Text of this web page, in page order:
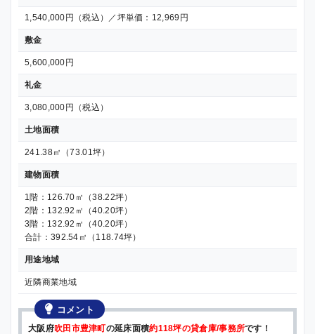
1,540,000円（税込）／坪単価：12,969円
敷金
5,600,000円
礼金
3,080,000円（税込）
土地面積
241.38㎡（73.01坪）
建物面積
1階：126.70㎡（38.22坪）
2階：132.92㎡（40.20坪）
3階：132.92㎡（40.20坪）
合計：392.54㎡（118.74坪）
用途地域
近隣商業地域
コメント
大阪府吹田市豊津町の延床面積約118坪の貸倉庫/事務所です！